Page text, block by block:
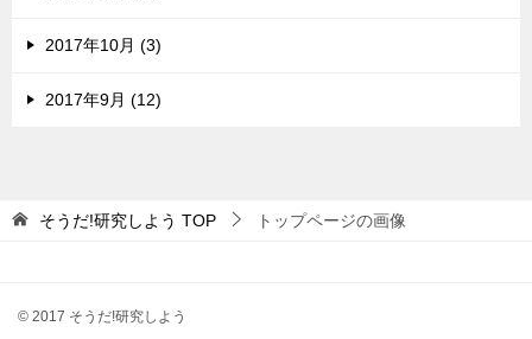
2017年10月 (3)
2017年9月 (12)
そうだ!研究しよう TOP トップページの画像
© 2017 そうだ!研究しよう